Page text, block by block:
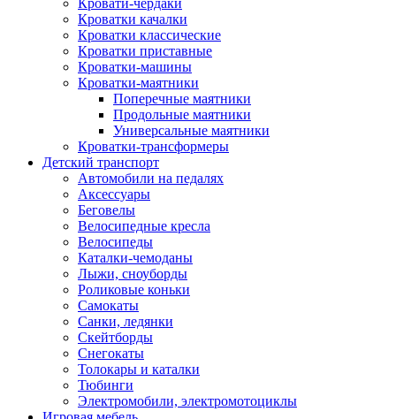
Кровати-чердаки
Кроватки качалки
Кроватки классические
Кроватки приставные
Кроватки-машины
Кроватки-маятники
Поперечные маятники
Продольные маятники
Универсальные маятники
Кроватки-трансформеры
Детский транспорт
Автомобили на педалях
Аксессуары
Беговелы
Велосипедные кресла
Велосипеды
Каталки-чемоданы
Лыжи, сноуборды
Роликовые коньки
Самокаты
Санки, ледянки
Скейтборды
Снегокаты
Толокары и каталки
Тюбинги
Электромобили, электромотоциклы